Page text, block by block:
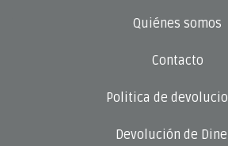
Quiénes somos
Contacto
Politica de
Devolución de